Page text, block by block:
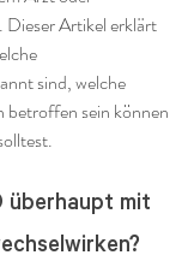
Artikel erklärt
sind, welche
sein können
überhaupt mit